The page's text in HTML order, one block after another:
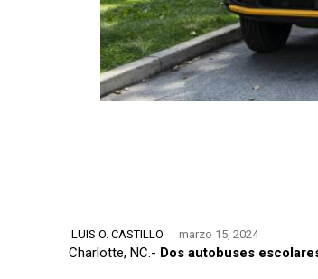
LUIS O. CASTILLO marzo 15, 2024
Charlotte, NC.- Dos autobuses